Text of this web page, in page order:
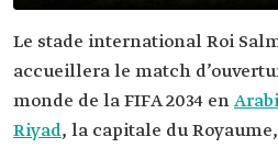
Le stade international Roi
accueillera le match
monde de la FIFA 2034 en
Riyad, la capitale du